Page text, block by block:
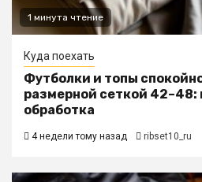
1 минута чтение
Куда поехать
Футболки и топы
размерной сеткой 42–48:
обработка
4 недели тому назад ribset10_ru